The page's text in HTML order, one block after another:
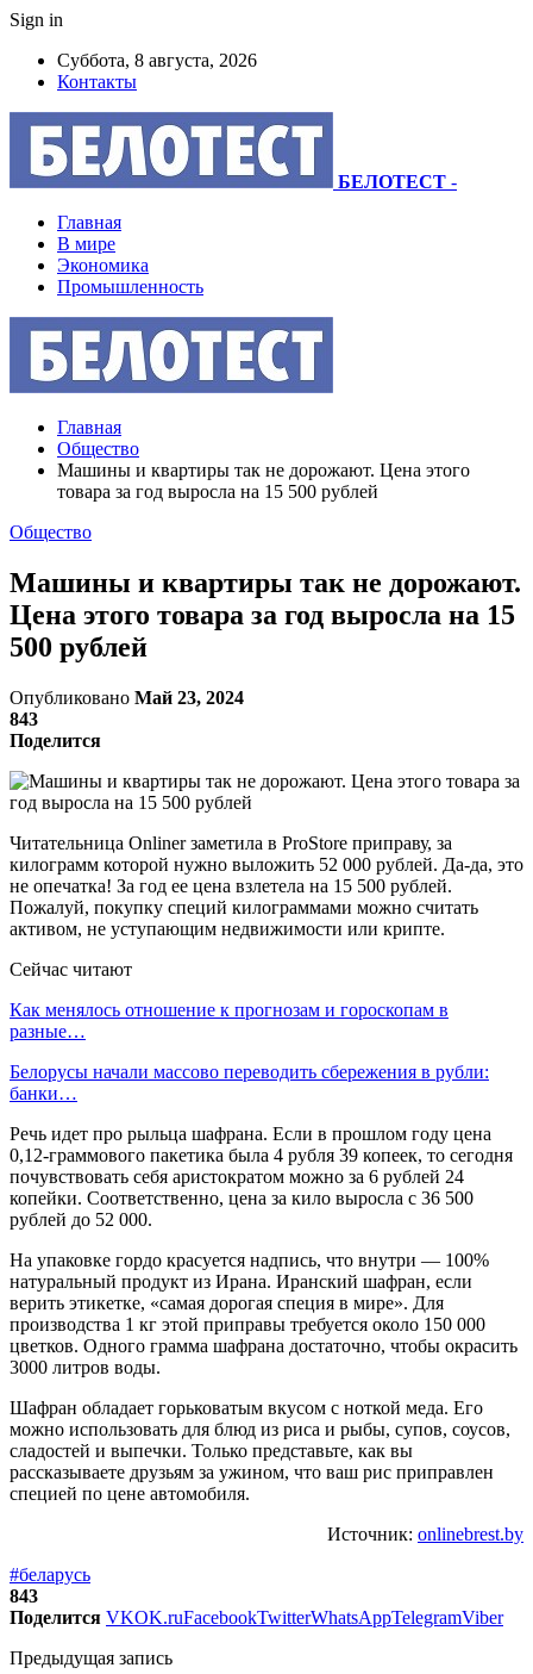
Sign in
Суббота, 8 августа, 2026
Контакты
БЕЛОТЕСТ -
Главная
В мире
Экономика
Промышленность
Главная
Общество
Машины и квартиры так не дорожают. Цена этого
товара за год выросла на 15 500 рублей
Общество
Машины и квартиры так не дорожают.
Цена этого товара за год выросла на 15
500 рублей
Опубликовано Май 23, 2024
843
Поделится
Читательница Onliner заметила в ProStore приправу, за
килограмм которой нужно выложить 52 000 рублей. Да-да, это
не опечатка! За год ее цена взлетела на 15 500 рублей.
Пожалуй, покупку специй килограммами можно считать
активом, не уступающим недвижимости или крипте.
Сейчас читают
Как менялось отношение к прогнозам и гороскопам в
разные…
Белорусы начали массово переводить сбережения в рубли:
банки…
Речь идет про рыльца шафрана. Если в прошлом году цена
0,12-граммового пакетика была 4 рубля 39 копеек, то сегодня
почувствовать себя аристократом можно за 6 рублей 24
копейки. Соответственно, цена за кило выросла с 36 500
рублей до 52 000.
На упаковке гордо красуется надпись, что внутри — 100%
натуральный продукт из Ирана. Иранский шафран, если
верить этикетке, «самая дорогая специя в мире». Для
производства 1 кг этой приправы требуется около 150 000
цветков. Одного грамма шафрана достаточно, чтобы окрасить
3000 литров воды.
Шафран обладает горьковатым вкусом с ноткой меда. Его
можно использовать для блюд из риса и рыбы, супов, соусов,
сладостей и выпечки. Только представьте, как вы
рассказываете друзьям за ужином, что ваш рис приправлен
специей по цене автомобиля.
Источник: onlinebrest.by
#беларусь
843
Поделится VKOK.ruFacebookTwitterWhatsAppTelegramViber
Предыдущая запись